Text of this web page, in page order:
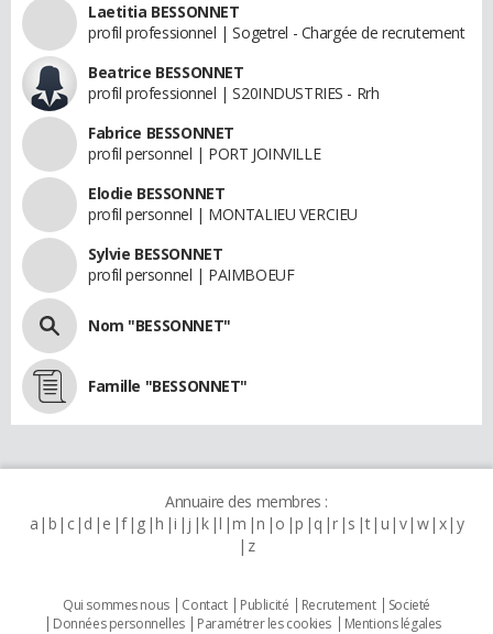
Laetitia BESSONNET
profil professionnel | Sogetrel - Chargée de recrutement
Beatrice BESSONNET
profil professionnel | S20INDUSTRIES - Rrh
Fabrice BESSONNET
profil personnel | PORT JOINVILLE
Elodie BESSONNET
profil personnel | MONTALIEU VERCIEU
Sylvie BESSONNET
profil personnel | PAIMBOEUF
Nom "BESSONNET"
Famille "BESSONNET"
Annuaire des membres :
a b c d e f g h i j k l m n o p q r s t u v w x y
z
Qui sommes nous Contact Publicité Recrutement
Societé
Données personnelles
Paramétrer les cookies
Mentions légales